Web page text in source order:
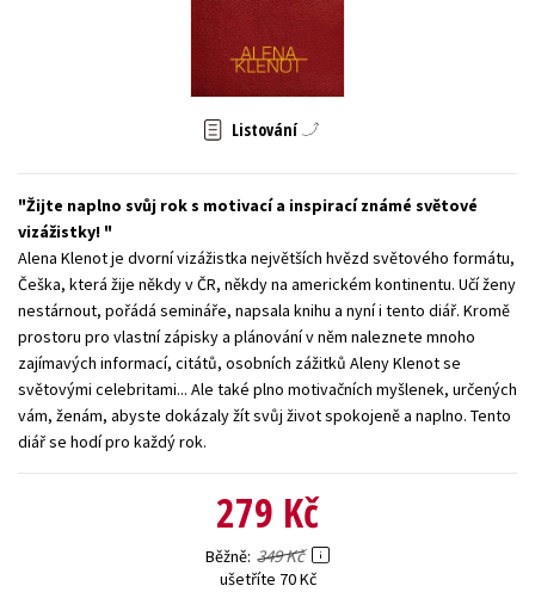
Zahraniční literatura
Všechny tituly
Listování
Žijte naplno svůj rok s motivací a inspirací známé světové
vizážistky!
Alena Klenot je dvorní vizážistka největších hvězd světového formátu,
Češka, která žije někdy v ČR, někdy na americkém kontinentu. Učí ženy
nestárnout, pořádá semináře, napsala knihu a nyní i tento diář. Kromě
prostoru pro vlastní zápisky a plánování v něm naleznete mnoho
zajímavých informací, citátů, osobních zážitků Aleny Klenot se
světovými celebritami... Ale také plno motivačních myšlenek, určených
vám, ženám, abyste dokázaly žít svůj život spokojeně a naplno. Tento
diář se hodí pro každý rok.
279 Kč
Běžně 349 Kč
ušetříte 70 Kč